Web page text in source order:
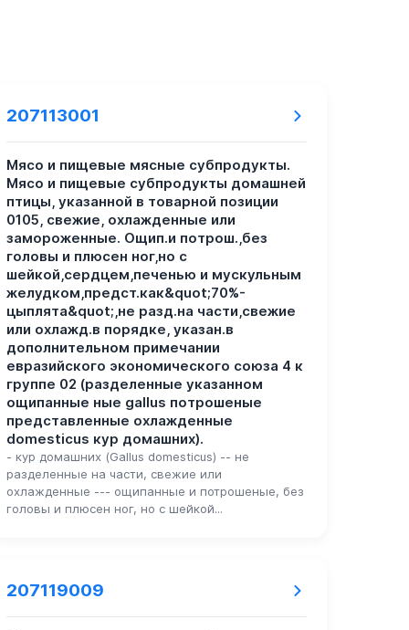
207113001
Мясо и пищевые мясные субпродукты.
Мясо и пищевые субпродукты домашней
птицы, указанной в товарной позиции
0105, свежие, охлажденные или
замороженные. Ощип.и потрош.,без
головы и плюсен ног,но с
шейкой,сердцем,печенью и мускульным
желудком,предст.как&quot;70%-
цыплята&quot;,не разд.на части,свежие
или охлажд.в порядке, указан.в
дополнительном примечании
евразийского экономического союза 4 к
группе 02 (разделенные указанном
ощипанные ные gallus потрошеные
представленные охлажденные
domesticus кур домашних).
- кур домашних (Gallus domesticus) -- не
разделенные на части, свежие или
охлажденные --- ощипанные и потрошеные, без
головы и плюсен ног, но с шейкой...
207119009